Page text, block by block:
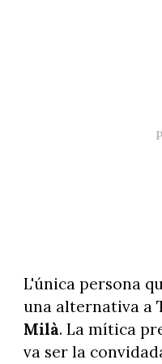
L'única persona
una alternativa a
Milà. La mítica
va ser la